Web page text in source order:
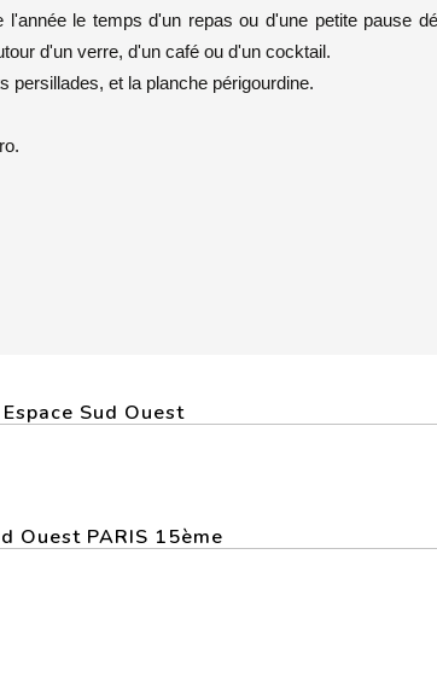
le temps d'un repas ou d'une petite pause
d'un verre, d'un café ou d'un cocktail.
persillades, et la planche périgourdine.
Sud Ouest
Ouest PARIS 15ème